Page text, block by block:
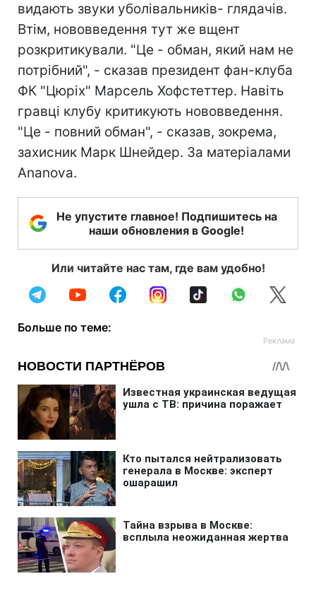
видають звуки уболівальників- глядачів.
Втім, нововведення тут же вщент
розкритикували. "Це - обман, який нам не
потрібний", - сказав президент фан-клуба
ФК "Цюріх" Марсель Хофстеттер. Навіть
гравці клубу критикують нововведення.
"Це - повний обман", - сказав, зокрема,
захисник Марк Шнейдер. За матеріалами
Ananova.
Не упустите главное! Подпишитесь на
наши обновления в Google!
Или читайте нас там, где вам удобно!
Больше по теме: